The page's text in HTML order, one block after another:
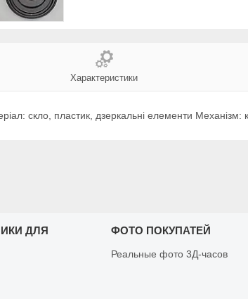
Характеристики
скло, пластик, дзеркальні елементи Механізм:
ДЛЯ
ФОТО ПОКУПАТЕЙ
Реальные фото 3Д-часов